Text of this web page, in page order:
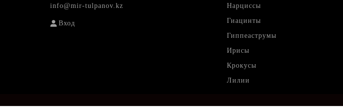
info@mir-tulpanov.kz
Вход
Нарциссы
Гиацинты
Гиппеаструмы
Ирисы
Крокусы
Лилии